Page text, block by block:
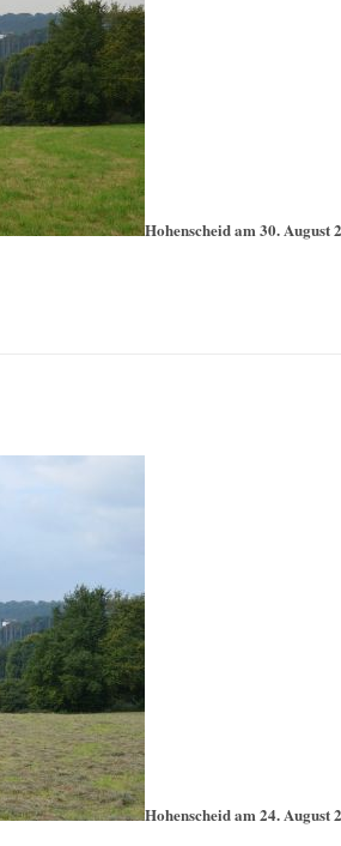
Hohenscheid am 30. August
Hohenscheid am 24. August